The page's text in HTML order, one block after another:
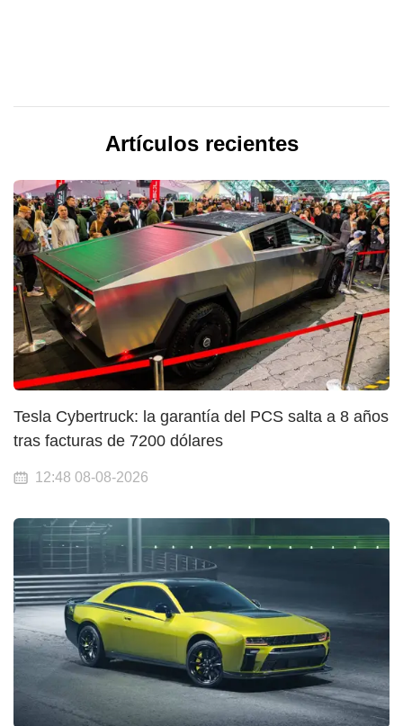
Artículos recientes
Tesla Cybertruck: la garantía del PCS salta a 8 años
tras facturas de 7200 dólares
12:48 08-08-2026